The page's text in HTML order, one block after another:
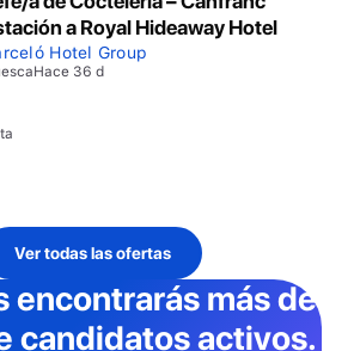
a Royal Hideaway Hotel
Hotel Group
Hace 36 d
Ver todas las ofertas
encontrarás más de
candidatos activos.